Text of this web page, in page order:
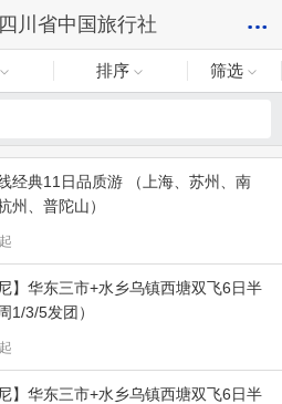
川省中国旅行社
排序 筛选
经典11日品质游 （上海、苏州、南
州、普陀山）
起
】华东三市+水乡乌镇西塘双飞6日半
1/3/5发团）
起
】华东三市+水乡乌镇西塘双飞6日半